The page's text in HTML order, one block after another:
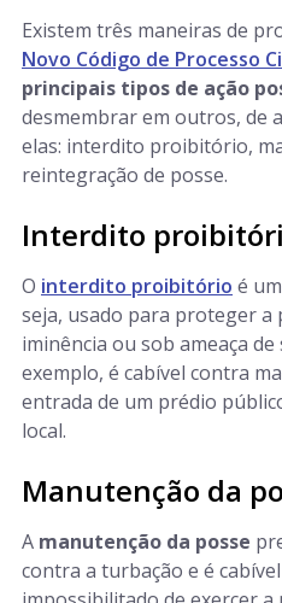
Existem três maneiras de
Novo Código de Processo
principais tipos de ação
desmembrar em outros, de
elas: interdito proibitório,
reintegração de posse.
Interdito
O interdito proibitório é
seja, usado para proteger a
iminência ou sob ameaça
exemplo, é cabível contra
entrada de um prédio
local.
Manutenção da
A manutenção da posse
contra a turbação e é